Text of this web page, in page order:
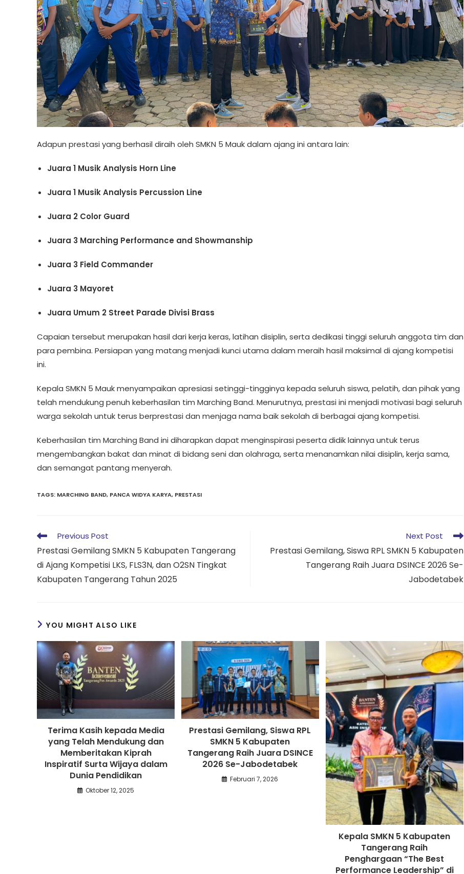
Adapun prestasi yang berhasil diraih oleh SMKN 5 Mauk dalam ajang ini antara lain:
Juara 1 Musik Analysis Horn Line
Juara 1 Musik Analysis Percussion Line
Juara 2 Color Guard
Juara 3 Marching Performance and Showmanship
Juara 3 Field Commander
Juara 3 Mayoret
Juara Umum 2 Street Parade Divisi Brass
Capaian tersebut merupakan hasil dari kerja keras, latihan disiplin, serta dedikasi tinggi seluruh anggota tim dan
para pembina. Persiapan yang matang menjadi kunci utama dalam meraih hasil maksimal di ajang kompetisi
ini.
Kepala SMKN 5 Mauk menyampaikan apresiasi setinggi-tingginya kepada seluruh siswa, pelatih, dan pihak yang
telah mendukung penuh keberhasilan tim Marching Band. Menurutnya, prestasi ini menjadi motivasi bagi seluruh
warga sekolah untuk terus berprestasi dan menjaga nama baik sekolah di berbagai ajang kompetisi.
Keberhasilan tim Marching Band ini diharapkan dapat menginspirasi peserta didik lainnya untuk terus
mengembangkan bakat dan minat di bidang seni dan olahraga, serta menanamkan nilai disiplin, kerja sama,
dan semangat pantang menyerah.
TAGS: MARCHING BAND, PANCA WIDYA KARYA, PRESTASI
Previous Post
Prestasi Gemilang SMKN 5 Kabupaten Tangerang
di Ajang Kompetisi LKS, FLS3N, dan O2SN Tingkat
Kabupaten Tangerang Tahun 2025
Next Post
Prestasi Gemilang, Siswa RPL SMKN 5 Kabupaten
Tangerang Raih Juara DSINCE 2026 Se-
Jabodetabek
YOU MIGHT ALSO LIKE
Terima Kasih kepada Media
yang Telah Mendukung dan
Memberitakan Kiprah
Inspiratif Surta Wijaya dalam
Dunia Pendidikan
Oktober 12, 2025
Prestasi Gemilang, Siswa RPL
SMKN 5 Kabupaten
Tangerang Raih Juara DSINCE
2026 Se-Jabodetabek
Februari 7, 2026
Kepala SMKN 5 Kabupaten
Tangerang Raih
Penghargaan “The Best
Performance Leadership” di